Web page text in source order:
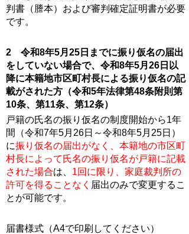
判書（謄本）および審判確定証明書が必要
です。
2 令和8年5月25日までに振り仮名の届出
をしていない場合で、令和8年5月26日以
降に本籍地市区町村長による振り仮名の記
載がされた方（令和5年法律第48条附則第
10条、第11条、第12条）
戸籍の氏名の振り仮名の制度開始から1年
間（令和7年5月26日～令和8年5月25日）
に振り仮名の届出がなく、本籍地の市区町
村長によって氏名の振り仮名が戸籍に記載
された場合は、 1回に限り、家庭裁判所の
許可を得ることなく 届出のみで変更するこ
とが可能です。
届書様式（A4で印刷してください）